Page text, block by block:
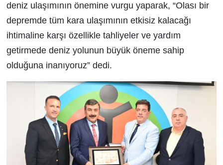
deniz ulaşımının önemine vurgu yaparak, “Olası bir
depremde tüm kara ulaşımının etkisiz kalacağı
ihtimaline karşı özellikle tahliyeler ve yardım
getirmede deniz yolunun büyük öneme sahip
olduğuna inanıyoruz” dedi.